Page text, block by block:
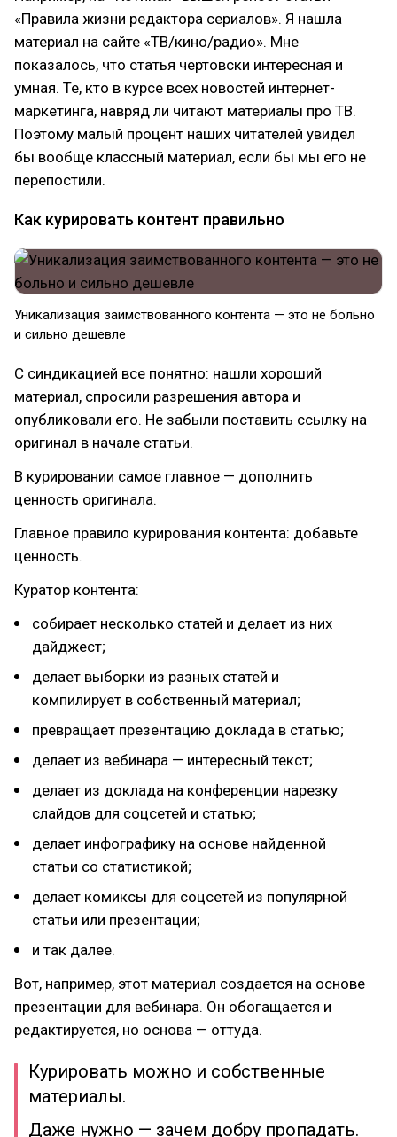
«Правила жизни редактора сериалов». Я нашла
материал на сайте «ТВ/кино/радио». Мне
показалось, что статья чертовски интересная и
умная. Те, кто в курсе всех новостей интернет-
маркетинга, навряд ли читают материалы про ТВ.
Поэтому малый процент наших читателей увидел
бы вообще классный материал, если бы мы его не
перепостили.
Как курировать контент правильно
Уникализация заимствованного контента — это не больно
и сильно дешевле
С синдикацией все понятно: нашли хороший
материал, спросили разрешения автора и
опубликовали его. Не забыли поставить ссылку на
оригинал в начале статьи.
В курировании самое главное — дополнить
ценность оригинала.
Главное правило курирования контента: добавьте
ценность.
Куратор контента:
собирает несколько статей и делает из них
дайджест;
делает выборки из разных статей и
компилирует в собственный материал;
превращает презентацию доклада в статью;
делает из вебинара — интересный текст;
делает из доклада на конференции нарезку
слайдов для соцсетей и статью;
делает инфографику на основе найденной
статьи со статистикой;
делает комиксы для соцсетей из популярной
статьи или презентации;
и так далее.
Вот, например, этот материал создается на основе
презентации для вебинара. Он обогащается и
редактируется, но основа — оттуда.
Курировать можно и собственные
материалы.
Даже нужно — зачем добру пропадать.